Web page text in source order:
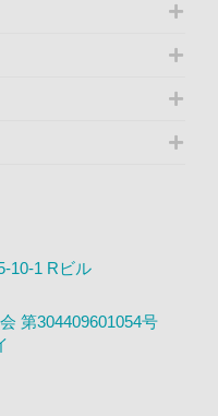
10-1 Rビル
第304409601054号